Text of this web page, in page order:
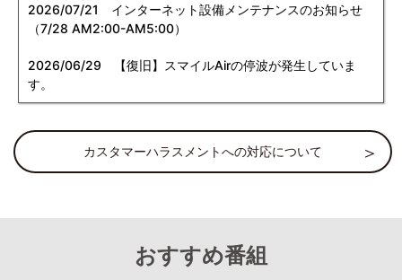
2026/07/21
インターネット設備メンテナンスのお知らせ
（7/28 AM2:00-AM5:00）
2026/06/29 【復旧】スマイルAirの停波が発生していま
す。
カスタマーハラスメントへの対応について
おすすめ番組